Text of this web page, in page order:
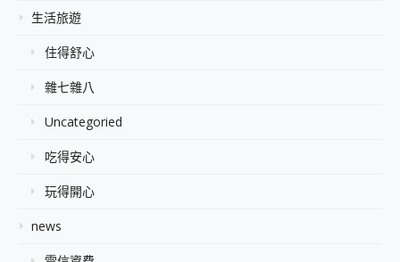
生活旅遊
住得舒心
雜七雜八
Uncategoried
吃得安心
玩得開心
news